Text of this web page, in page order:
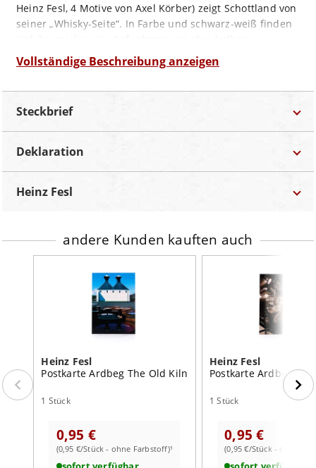
Heinz Fesl, 4 Motive von Axel Körber) zeigt Schottland von
seiner „Whisky-Seite“. In Farbe und schwarz-weiß finden
Brennerei, von Talisker, Caol Ila, Edradour oder der
geschlossenen Port Ellen Destillerie. Im Fokus stehen
manchmal fangen die Bilder auch einzig die Stimmung
um eine der Brennereien ein.
Vollständige Beschreibung anzeigen
Steckbrief
Marke
Heinz Fesl
Autor
Kategorie
Postkarten
Land
Deutschland
Deklaration
Land: Deutschland
Farbstoff: ohne Farbstoff
Heinz Fesl
andere Kunden kauften auch
Heinz Fesl
Postkarte Ardbeg The Old Kiln
1 Stück
0,95 €
(0,95 €/Stück - ohne Farbstoff)¹
Heinz Fesl
Postkarte Ardbeg
1 Stück
0,95 €
(0,95 €/Stück - ohne